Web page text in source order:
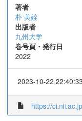
著者
朴 美姾
出版者
九州大学
巻号頁・発行日
2022
2023-10-22 22:40:33
https://